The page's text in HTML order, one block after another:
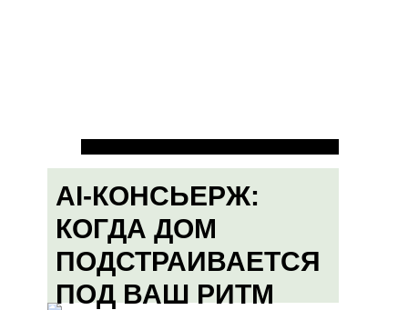
AI-КОНСЬЕРЖ:
КОГДА ДОМ
ПОДСТРАИВАЕТСЯ
ПОД ВАШ РИТМ